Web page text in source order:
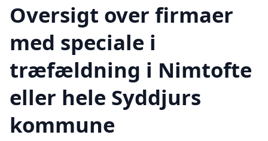
Oversigt over firmaer
med speciale i
træfældning i Nimtofte
eller hele Syddjurs
kommune